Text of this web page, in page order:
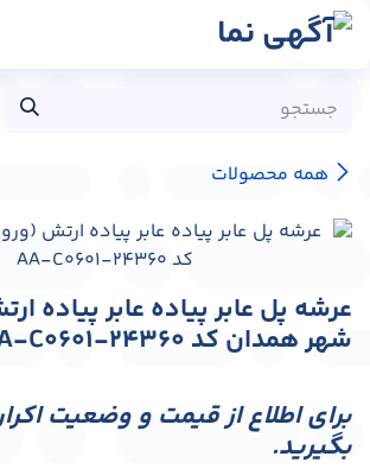
پرش به محتوا
همه محصولات
عرشه پل عابر پیاده عابر پیاده
شهر همدان کد AA-C0601-24360
برای اطلاع از قیمت و وضعیت
بگیرید.